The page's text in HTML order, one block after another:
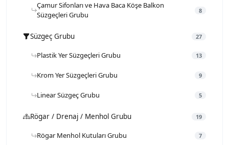
Çamur Sifonları ve Hava Baca Köşe Balkon
Süzgeçleri Grubu
8
Süzgeç Grubu 27
Plastik Yer Süzgeçleri Grubu 13
Krom Yer Süzgeçleri Grubu 9
Linear Süzgeç Grubu 5
Rögar / Drenaj / Menhol Grubu 19
Rögar Menhol Kutuları Grubu 7